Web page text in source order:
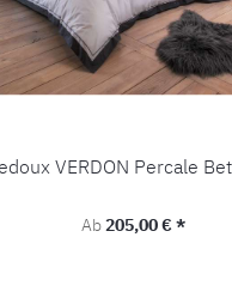
VERDON Percale
Regulärer Preis:
Ab205,00 € *